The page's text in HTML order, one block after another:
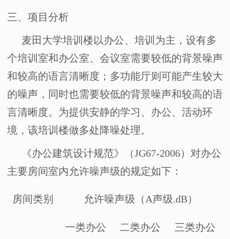
三、 项目分析
麦田大学培训楼以办公、培训为主，设有多
个培训室和办公室、会议室需要较低的背景噪声
和较高的语言清晰度；多功能厅则可能产生较大
的噪声，同时也需要较低的背景噪声和较高的语
言清晰度。为提供安静的学习、办公、活动环
境，该培训楼做多处降噪处理。
《办公建筑设计规范》（JG67-2006）对办公
主要房间室内允许噪声级的规定如下：
房间类别 允许噪声级（A声级.dB）
一类办公
二类办公
三类办公